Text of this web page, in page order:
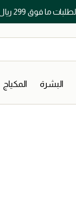
ما فوق 299 ريال
البشرة المكياج